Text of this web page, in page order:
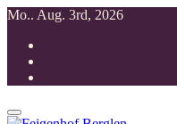
Zum
springen
Mo.. Aug. 3rd, 2026